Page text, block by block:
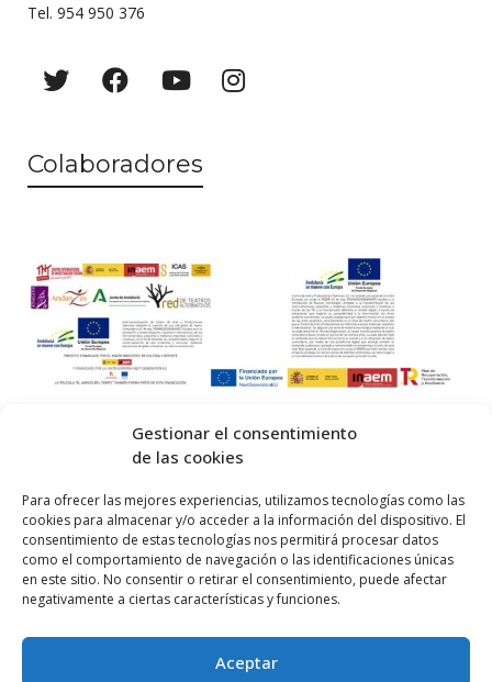
Gestionar el consentimiento
de las cookies
Para ofrecer las mejores experiencias, utilizamos tecnologías como las
cookies para almacenar y/o acceder a la información del dispositivo. El
consentimiento de estas tecnologías nos permitirá procesar datos
como el comportamiento de navegación o las identificaciones únicas
en este sitio. No consentir o retirar el consentimiento, puede afectar
negativamente a ciertas características y funciones.
Aceptar
Tel. 954 950 376
Colaboradores
by QM.
Inicio
Contacta